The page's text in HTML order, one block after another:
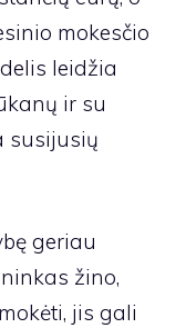
mokesčio
leidžia
ir su
susijusių
geriau
žino,
jis gali